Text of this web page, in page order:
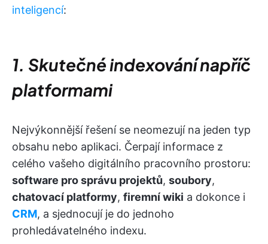
inteligencí:
1. Skutečné indexování napříč
platformami
Nejvýkonnější řešení se neomezují na jeden typ
obsahu nebo aplikaci. Čerpají informace z
celého vašeho digitálního pracovního prostoru:
software pro správu projektů, soubory,
chatovací platformy, firemní wiki a dokonce i
CRM, a sjednocují je do jednoho
prohledávatelného indexu.